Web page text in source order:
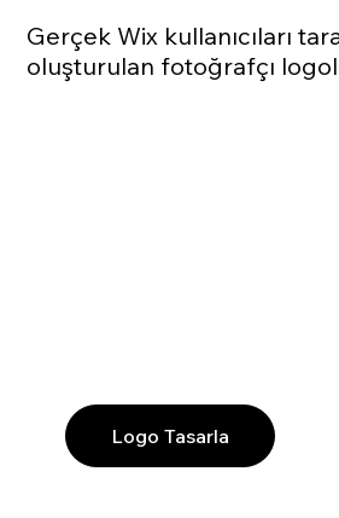
Gerçek Wix kullanıcıları
oluşturulan fotoğrafçı
Logo Tasarla